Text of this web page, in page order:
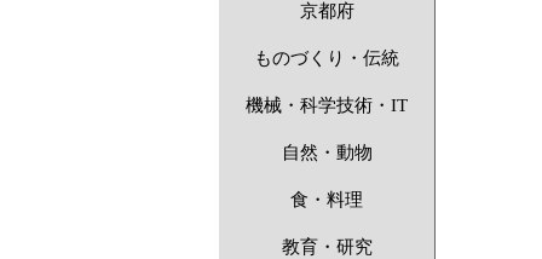
京都府
ものづくり・伝統
機械・科学技術・IT
自然・動物
食・料理
教育・研究